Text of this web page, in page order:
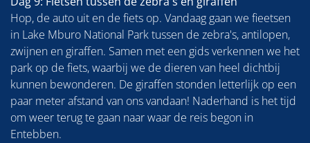
Hop, de auto uit en de fiets op. Vandaag gaan we fieetsen
in Lake Mburo National Park tussen de zebra's, antilopen,
zwijnen en giraffen. Samen met een gids verkennen we het
park op de fiets, waarbij we de dieren van heel dichtbij
kunnen bewonderen. De giraffen stonden letterlijk op een
paar meter afstand van ons vandaan! Naderhand is het tijd
om weer terug te gaan naar waar de reis begon in
Entebben.